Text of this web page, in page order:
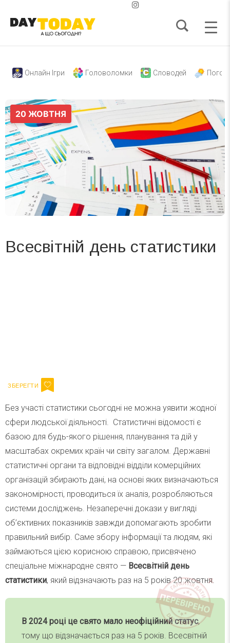
Онлайн Ігри Головоломки Словодей
Всесвітній день статистики
Без участі статистики сьогодні не можна уявити жодної
сфери людської діяльності. Статистичні відомості є
базою для будь-якого рішення, планування та дій у
масштабах окремих країн чи світу загалом. Державні
статистичні органи та відповідні відділи комерційних
організацій збирають дані, на основі яких визначаються
закономірності, проводиться їх аналіз, розробляються
системи досліджень. Незаперечні докази у вигляді
об’єктивних показників завжди допомагають зробити
правильний вибір. Саме збору інформації та людям, які
займаються цією корисною справою, присвячено
спеціальне міжнародне свято — Всесвітній день
статистики, який відзначають раз на 5 років 20 жовтня.
В 2024 році це свято мало неофіційний статус,
тому що відзначається раз на 5 років. Всесвітній